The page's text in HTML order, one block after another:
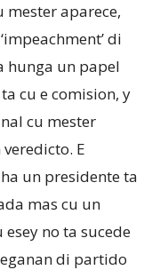
mester aparece,
di
hunga un papel
cu e comision, y
cu mester
E
un presidente ta
mas cu un
no ta sucede
di partido